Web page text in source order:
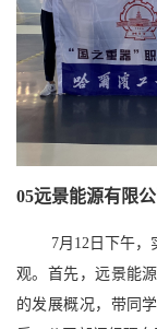
05远景能源有限公
7月12日下午
观。首先，远景能
的发展概况，带同